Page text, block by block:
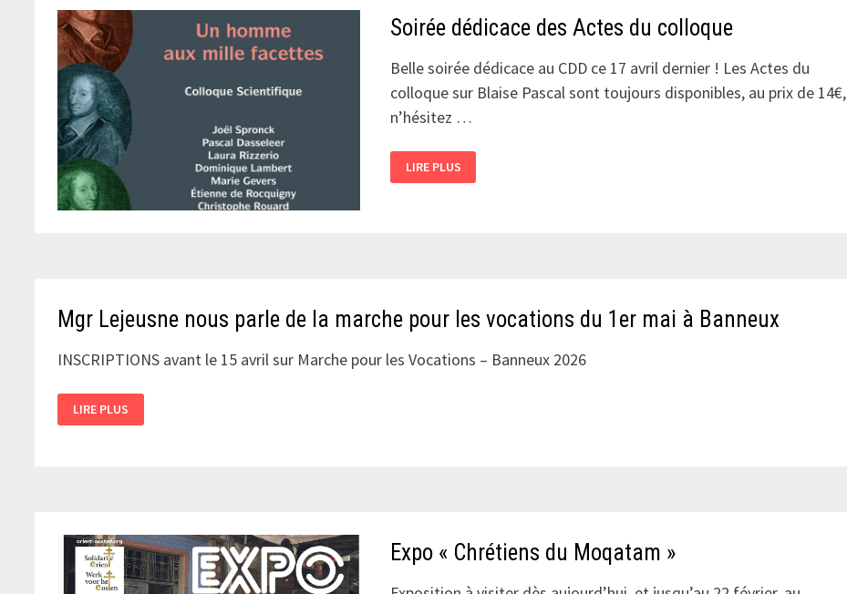
Soirée dédicace des Actes du colloque
Belle soirée dédicace au CDD ce 17 avril dernier ! Les Actes du
colloque sur Blaise Pascal sont toujours disponibles, au prix de 14€,
n’hésitez …
SOIRÉE
DÉDICACE
DES
LIRE PLUS
Mgr Lejeusne nous parle de la marche pour les vocations du 1er mai à Banneux
INSCRIPTIONS avant le 15 avril sur Marche pour les Vocations – Banneux 2026
MGR
LEJEUSNE
NOUS
1ER
MAI
À
BANNEUX
LIRE PLUS
Expo « Chrétiens du Moqatam »